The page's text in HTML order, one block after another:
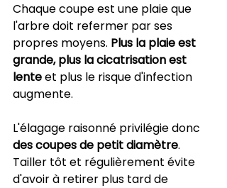
Chaque coupe est une plaie que
l'arbre doit refermer par ses
propres moyens. Plus la plaie est
grande, plus la cicatrisation est
lente et plus le risque d'infection
augmente.
L'élagage raisonné privilégie donc
des coupes de petit diamètre.
Tailler tôt et régulièrement évite
d'avoir à retirer plus tard de